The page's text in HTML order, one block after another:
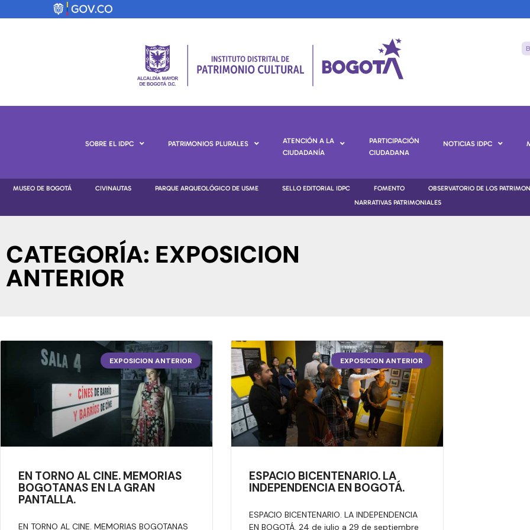
SOBRE EL IDPC PATRIMONIOS PLURALES
ATENCIÓN A LA
CIUDADANÍA
PARTICIPACIÓN
CIUDADANA
NOTICIAS IDPC
MUSEO DE BOGOTÁ CIVINAUTAS PARQUE ARQUEOLÓGICO DE USME SELLO EDITORIAL IDPC FOMENTO OBSERVATORIO DE LOS
NARRATIVAS PATRIMONIALES
CATEGORÍA: EXPOSICION
ANTERIOR
EXPOSICION ANTERIOR
EN TORNO AL CINE. MEMORIAS
BOGOTANAS EN LA GRAN
PANTALLA.
EN TORNO AL CINE. MEMORIAS BOGOTANAS
EXPOSICION ANTERIOR
ESPACIO BICENTENARIO. LA
INDEPENDENCIA EN BOGOTÁ.
ESPACIO BICENTENARIO. LA INDEPENDENCIA
EN BOGOTÁ. 24 de julio a 29 de septiembre